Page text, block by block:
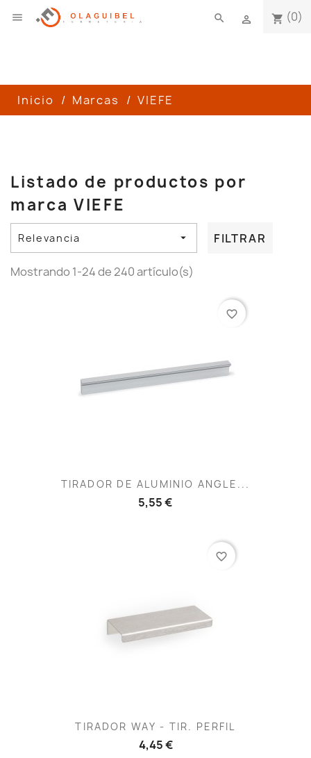
 shopping_cart (0)

search
Inicio Marcas VIEFE
Listado de productos por
marca VIEFE
Relevancia  FILTRAR
Mostrando 1-24 de 240 artículo(s)
TIRADOR DE ALUMINIO ANGLE...
5,55 €
favorite_border
TIRADOR WAY - TIR. PERFIL
4,45 €
favorite_border